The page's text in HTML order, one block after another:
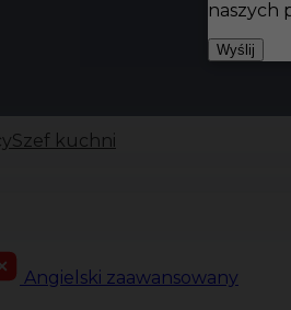
Szef kuchni
Angielski zaawansowany
naszych
Wyślij